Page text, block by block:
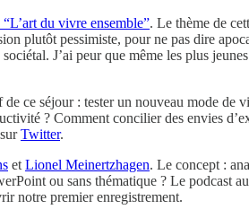
du vivre ensemble”. Le thème de
plutôt pessimiste, pour ne pas dire
J’ai peur que même les plus
ce séjour : tester un nouveau mode de
? Comment concilier des envies
Twitter.
et Lionel Meinertzhagen. Le concept :
ou sans thématique ? Le podcast
notre premier enregistrement.